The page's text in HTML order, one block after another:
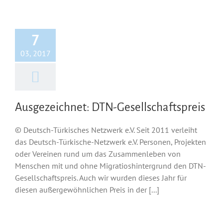
7
03, 2017
Ausgezeichnet: DTN-Gesellschaftspreis
© Deutsch-Türkisches Netzwerk e.V. Seit 2011 verleiht
das Deutsch-Türkische-Netzwerk e.V. Personen, Projekten
oder Vereinen rund um das Zusammenleben von
Menschen mit und ohne Migratioshintergrund den DTN-
Gesellschaftspreis. Auch wir wurden dieses Jahr für
diesen außergewöhnlichen Preis in der [...]